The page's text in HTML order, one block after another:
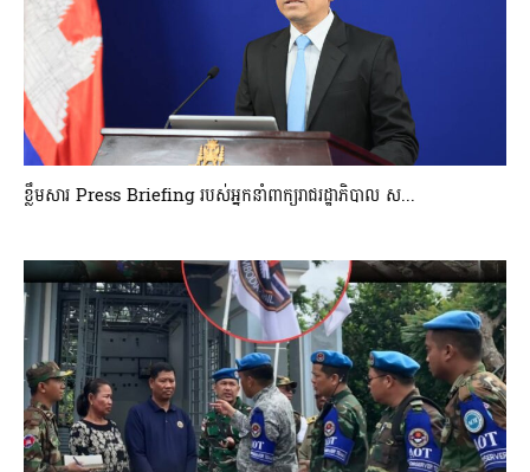
ខ្លឹមសារ Press Briefing របស់អ្នកនាំពាក្យរាជរដ្ឋាភិបាល ស...